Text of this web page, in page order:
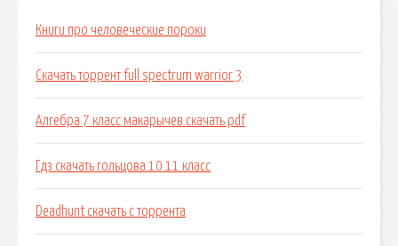
Книги про человеческие пороки
Скачать торрент full spectrum warrior 3
Алгебра 7 класс макарычев скачать pdf
Гдз скачать гольцова 10 11 класс
Deadhunt скачать с торрента